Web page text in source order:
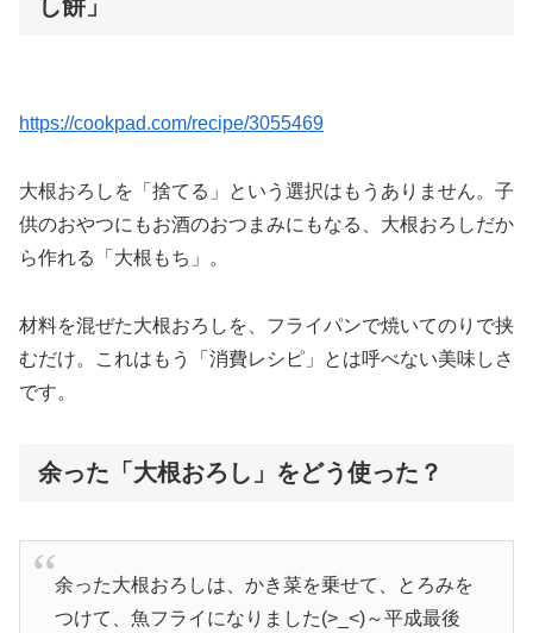
し餅」
https://cookpad.com/recipe/3055469
大根おろしを「捨てる」という選択はもうありません。子
供のおやつにもお酒のおつまみにもなる、大根おろしだか
ら作れる「大根もち」。
材料を混ぜた大根おろしを、フライパンで焼いてのりで挟
むだけ。これはもう「消費レシピ」とは呼べない美味しさ
です。
余った「大根おろし」をどう使った？
余った大根おろしは、かき菜を乗せて、とろみを
つけて、魚フライになりました(>_<)～平成最後